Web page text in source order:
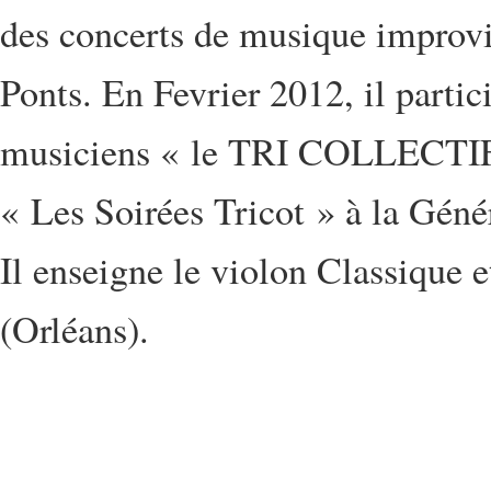
des concerts de musique
Ponts. En Fevrier 2012, il
musiciens « le TRI
« Les Soirées Tricot » à la
Il enseigne le violon Classique
(Orléans).